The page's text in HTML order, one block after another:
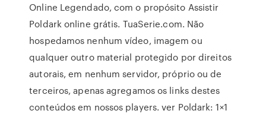
Online Legendado, com o propósito Assistir
Poldark online grátis. TuaSerie.com. Não
hospedamos nenhum vídeo, imagem ou
qualquer outro material protegido por direitos
autorais, em nenhum servidor, próprio ou de
terceiros, apenas agregamos os links destes
conteúdos em nossos players. ver Poldark: 1×1